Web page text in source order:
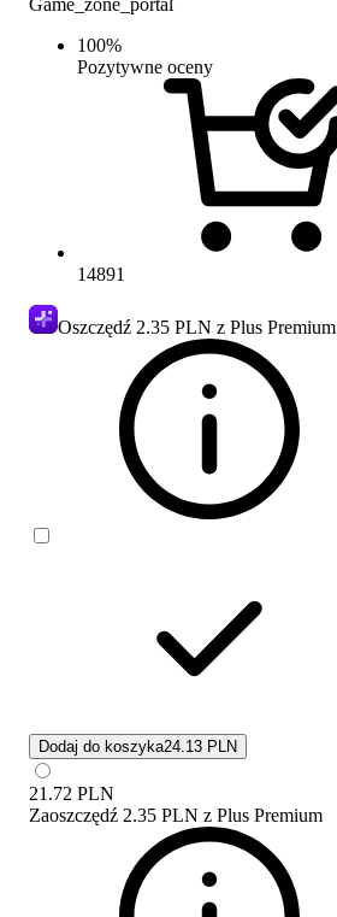
100%
Pozytywne oceny
14891
Oszczędź 2.35 PLN z Plus Premium
Dodaj do koszyka24.13 PLN
21.72 PLN
Zaoszczędź 2.35 PLN z Plus Premium